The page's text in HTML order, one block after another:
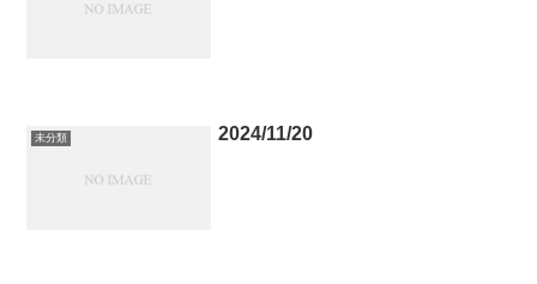
未分類 2024/11/20